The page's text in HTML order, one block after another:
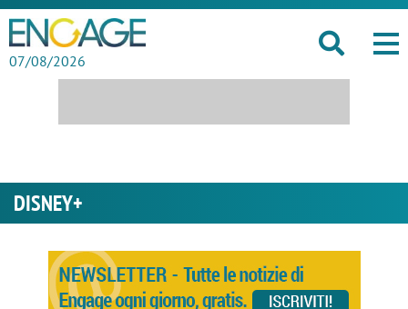
07/08/2026
DISNEY+